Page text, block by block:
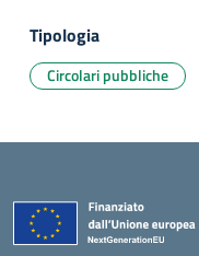
Tipologia
Circolari pubbliche